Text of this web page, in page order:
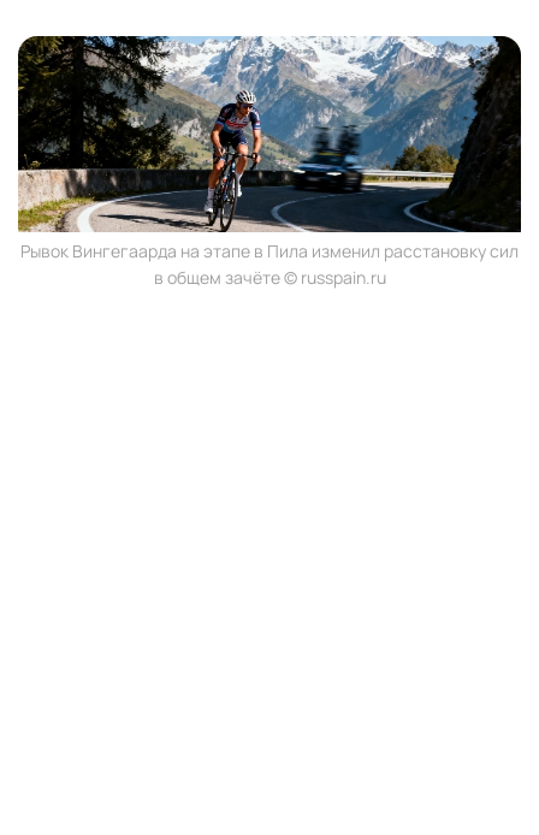
Рывок Вингегаарда на этапе в Пила изменил расстановку сил
в общем зачёте © russpain.ru